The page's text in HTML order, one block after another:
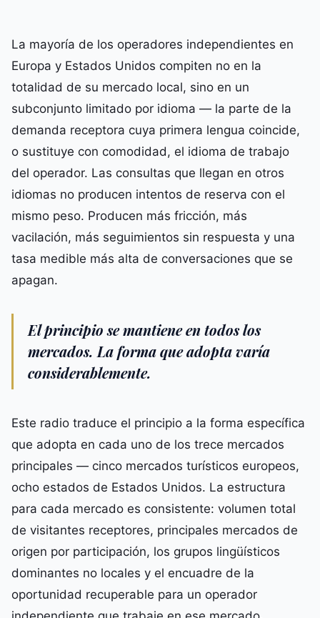
La mayoría de los operadores independientes en
Europa y Estados Unidos compiten no en la
totalidad de su mercado local, sino en un
subconjunto limitado por idioma — la parte de la
demanda receptora cuya primera lengua coincide,
o sustituye con comodidad, el idioma de trabajo
del operador. Las consultas que llegan en otros
idiomas no producen intentos de reserva con el
mismo peso. Producen más fricción, más
vacilación, más seguimientos sin respuesta y una
tasa medible más alta de conversaciones que se
apagan.
El principio se mantiene en todos los
mercados. La forma que adopta varía
considerablemente.
Este radio traduce el principio a la forma específica
que adopta en cada uno de los trece mercados
principales — cinco mercados turísticos europeos,
ocho estados de Estados Unidos. La estructura
para cada mercado es consistente: volumen total
de visitantes receptores, principales mercados de
origen por participación, los grupos lingüísticos
dominantes no locales y el encuadre de la
oportunidad recuperable para un operador